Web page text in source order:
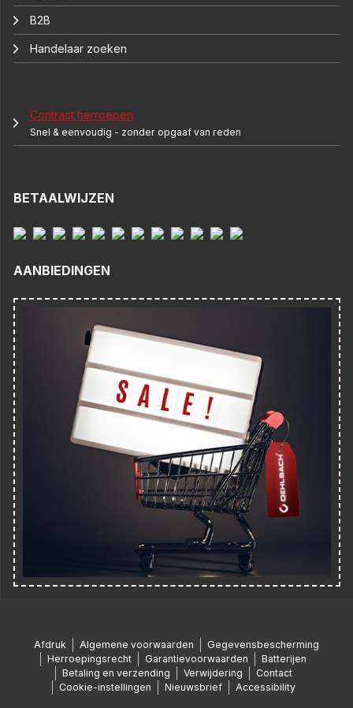
B2B
Handelaar zoeken
Contract herroepen
Snel & eenvoudig - zonder opgaaf van reden
BETAALWIJZEN
AANBIEDINGEN
Afdruk Algemene voorwaarden
Gegevensbescherming
Herroepingsrecht
Garantievoorwaarden
Batterijen
Betaling en verzending
Verwijdering
Contact
Cookie-instellingen
Nieuwsbrief Accessibility